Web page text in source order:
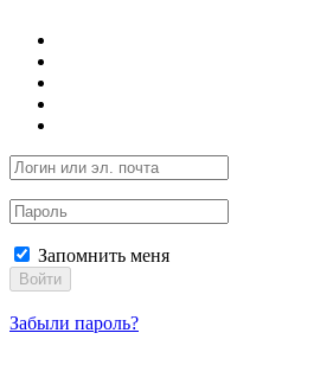
Запомнить меня
Войти
Забыли пароль?